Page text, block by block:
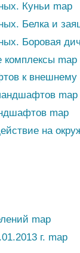
Куньи map
Белка и
Боровая
комплексы map
к
map
map
на
map
г. map